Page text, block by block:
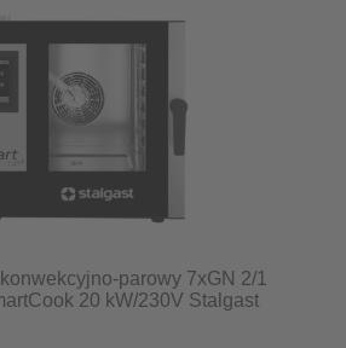
parowy 7xGN 2/1
20 kW/230V Stalgast